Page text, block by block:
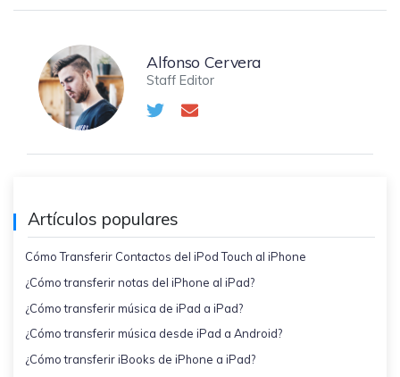
Alfonso Cervera
Staff Editor
Artículos populares
Cómo Transferir Contactos del iPod Touch al iPhone
¿Cómo transferir notas del iPhone al iPad?
¿Cómo transferir música de iPad a iPad?
¿Cómo transferir música desde iPad a Android?
¿Cómo transferir iBooks de iPhone a iPad?